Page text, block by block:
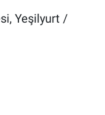
Yeşilyurt /